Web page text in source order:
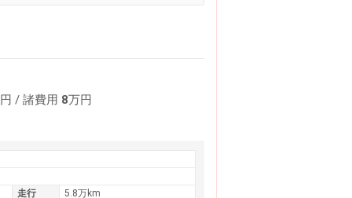
/ 諸費用 8万円
走行
5.8万km